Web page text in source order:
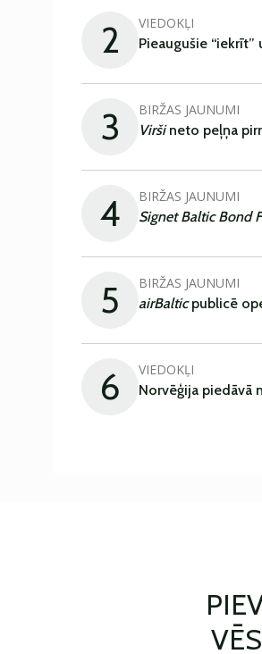
2 VIEDOKĻI
Pieaugušie
3 BIRŽAS JAUNUMI
Viršineto peļņa
4 BIRŽAS JAUNUMI
Signet Baltic Bond
5 BIRŽAS JAUNUMI
airBalticpublicē
6 VIEDOKĻI
Norvēģija piedāvā